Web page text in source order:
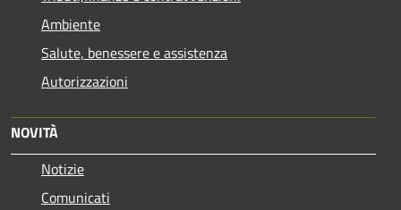
Ambiente
Salute, benessere e assistenza
Autorizzazioni
NOVITÀ
Notizie
Comunicati